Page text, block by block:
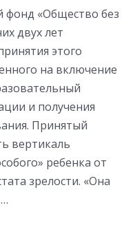
фонд «Общество без
двух лет
этого
на включение
и получения
Принятый
вертикаль
ребенка от
зрелости. «Она